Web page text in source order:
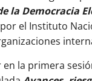
la Democracia
el Instituto
la primera